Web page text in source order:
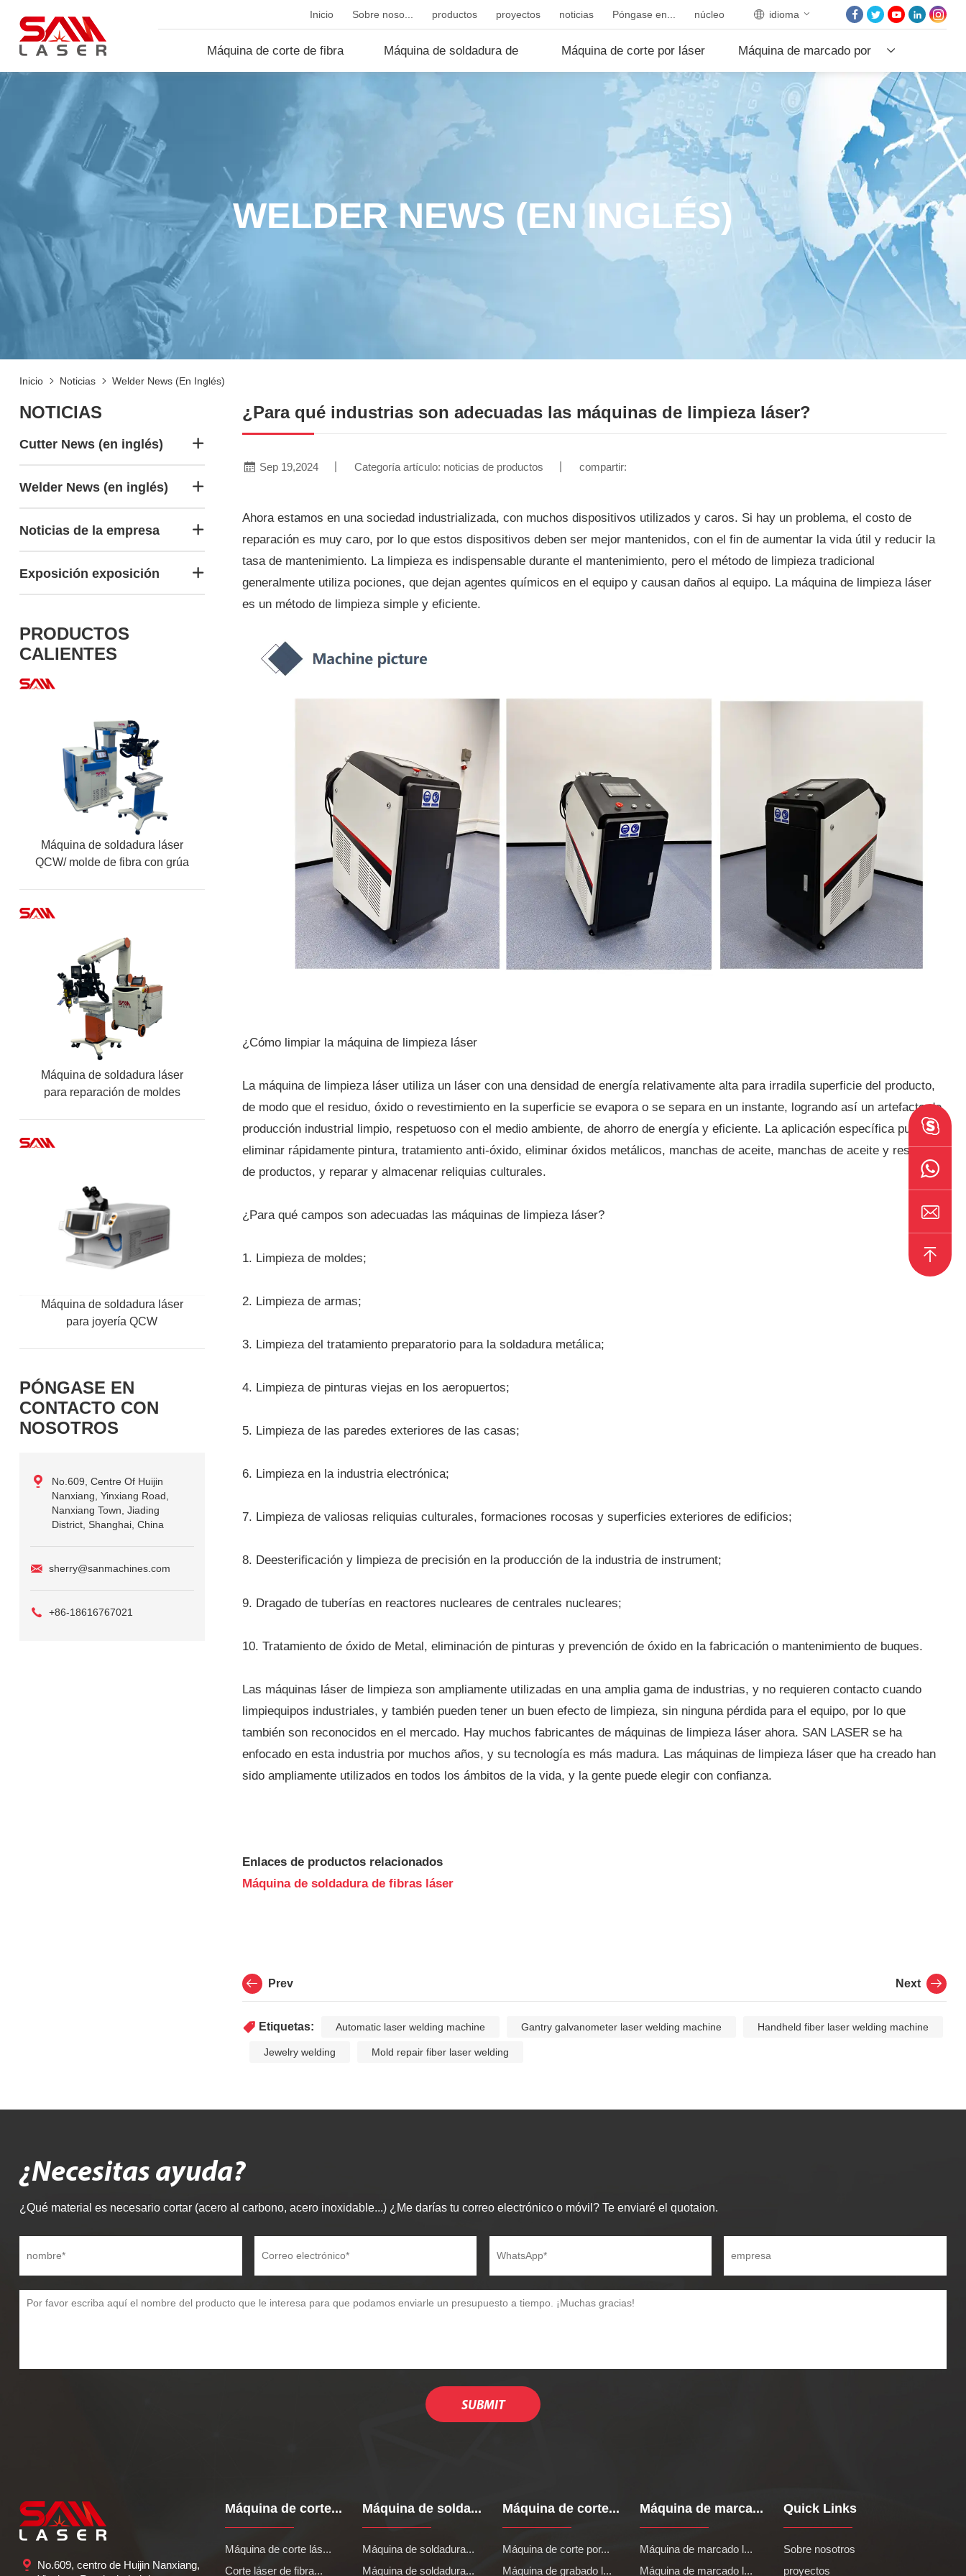
idioma
Inicio Sobre noso... productos proyectos noticias Póngase en... núcleo
Máquina de corte de fibra Máquina de soldadura de Máquina de corte por láser Máquina de marcado por
láser
INICIO
SOBRE NOSOTROS
PRODUCTOS
PROYECTOS
NOTICIAS
PÓNGASE EN
CON NOSOTROS
NÚCLEO
WELDER NEWS (EN INGLÉS)
Inicio Noticias Welder News (en Inglés)
NOTICIAS
Cutter News (en inglés)
Welder News (en inglés)
Noticias de la empresa
Exposición exposición
PRODUCTOS
CALIENTES
Máquina de soldadura láser
QCW/ molde de fibra con grúa
Máquina de soldadura láser
para reparación de moldes
Máquina de soldadura láser
para joyería QCW
PÓNGASE EN
CONTACTO CON
NOSOTROS
No.609, Centre Of Huijin
Nanxiang, Yinxiang Road,
Nanxiang Town, Jiading
District, Shanghai, China
sherry@sanmachines.com
+86-18616767021
¿Para qué industrias son adecuadas las máquinas de limpieza láser?
Sep 19,2024 Categoría artículo: noticias de productos compartir:
Ahora estamos en una sociedad industrializada, con muchos dispositivos utilizados y caros. Si hay un problema, el costo de
reparación es muy caro, por lo que estos dispositivos deben ser mejor mantenidos, con el fin de aumentar la vida útil y reducir la
tasa de mantenimiento. La limpieza es indispensable durante el mantenimiento, pero el método de limpieza tradicional
generalmente utiliza pociones, que dejan agentes químicos en el equipo y causan daños al equipo. La máquina de limpieza láser
es un método de limpieza simple y eficiente.
¿Cómo limpiar la máquina de limpieza láser
La máquina de limpieza láser utiliza un láser con una densidad de energía relativamente alta para irradila superficie del producto,
de modo que el residuo, óxido o revestimiento en la superficie se evapora o se separa en un instante, logrando así un artefacto de
producción industrial limpio, respetuoso con el medio ambiente, de ahorro de energía y eficiente. La aplicación específica puede
eliminar rápidamente pintura, tratamiento anti-óxido, eliminar óxidos metálicos, manchas de aceite, manchas de aceite y residuos
de productos, y reparar y almacenar reliquias culturales.
¿Para qué campos son adecuadas las máquinas de limpieza láser?
1. Limpieza de moldes;
2. Limpieza de armas;
3. Limpieza del tratamiento preparatorio para la soldadura metálica;
4. Limpieza de pinturas viejas en los aeropuertos;
5. Limpieza de las paredes exteriores de las casas;
6. Limpieza en la industria electrónica;
7. Limpieza de valiosas reliquias culturales, formaciones rocosas y superficies exteriores de edificios;
8. Deesterificación y limpieza de precisión en la producción de la industria de instrument;
9. Dragado de tuberías en reactores nucleares de centrales nucleares;
10. Tratamiento de óxido de Metal, eliminación de pinturas y prevención de óxido en la fabricación o mantenimiento de buques.
Las máquinas láser de limpieza son ampliamente utilizadas en una amplia gama de industrias, y no requieren contacto cuando
limpiequipos industriales, y también pueden tener un buen efecto de limpieza, sin ninguna pérdida para el equipo, por lo que
también son reconocidos en el mercado. Hay muchos fabricantes de máquinas de limpieza láser ahora. SAN LASER se ha
enfocado en esta industria por muchos años, y su tecnología es más madura. Las máquinas de limpieza láser que ha creado han
sido ampliamente utilizados en todos los ámbitos de la vida, y la gente puede elegir con confianza.
Enlaces de productos relacionados
Máquina de soldadura de fibras láser
Prev Next
Etiquetas: Automatic laser welding machine Gantry galvanometer laser welding machine Handheld fiber laser welding machine
Jewelry welding Mold repair fiber laser welding
¿Necesitas ayuda?
¿Qué material es necesario cortar (acero al carbono, acero inoxidable...) ¿Me darías tu correo electrónico o móvil? Te enviaré el quotaion.
No.609, centro de Huijin Nanxiang,
Máquina de corte...
Máquina de corte lás...
Corte láser de fibra...
Máquina de solda...
Máquina de soldadura...
Máquina de soldadura...
Máquina de corte...
Máquina de corte por...
Máquina de grabado l...
Máquina de marca...
Máquina de marcado l...
Máquina de marcado l...
Quick Links
Sobre nosotros
proyectos